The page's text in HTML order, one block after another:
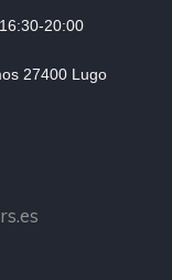
20:00
27400 Lugo